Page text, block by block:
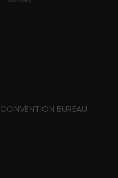
CONVENTION BUREAU